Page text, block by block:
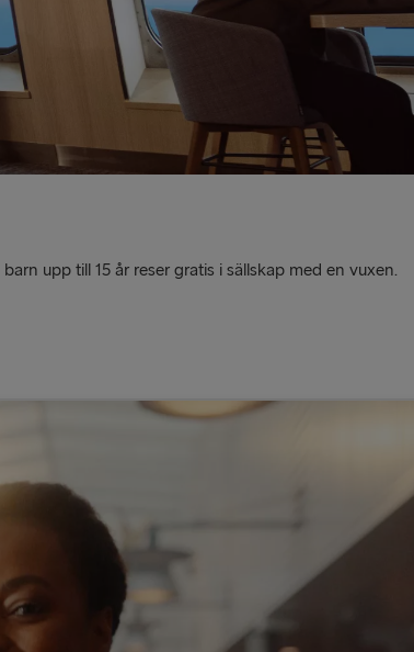
Travemünde → Liepāja
Fishguard → Rosslare
Cairnryan → Belfast
Liverpool → Belfast
Liepāja → Travemünde
upp till 15 år reser gratis i sällskap med en vuxen.